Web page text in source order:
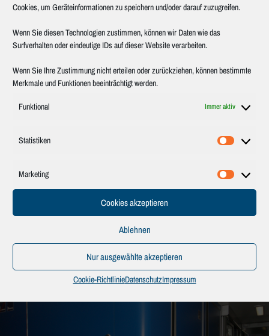
Cookies, um Geräteinformationen zu speichern und/oder darauf zuzugreifen.
Wenn Sie diesen Technologien zustimmen, können wir Daten wie das
Surfverhalten oder eindeutige IDs auf dieser Website verarbeiten.
Wenn Sie Ihre Zustimmung nicht erteilen oder zurückziehen, können bestimmte
Merkmale und Funktionen beeinträchtigt werden.
Funktional Immer aktiv
Statistiken
Marketing
Marketing
Cookies akzeptieren
Ablehnen
Nur ausgewählte akzeptieren
Cookie-RichtlinieDatenschutzImpressum
HANDBREMSSCHRANK
Zur Verkleidung des Handbremsrades wurde hier ein kompakter Schrank
ausgestattet. Die Türen sind mit Edelstahl – Stangenscharnieren
Dieser Schrank wurde für das Refurbishment des italienischen
Schuhfachklappe, ein Waschbecken und einen beleuchteten Spiegel.
Dieser Schrank wird im ICE3 eingebaut. Die Oberfläche ist komplett mit